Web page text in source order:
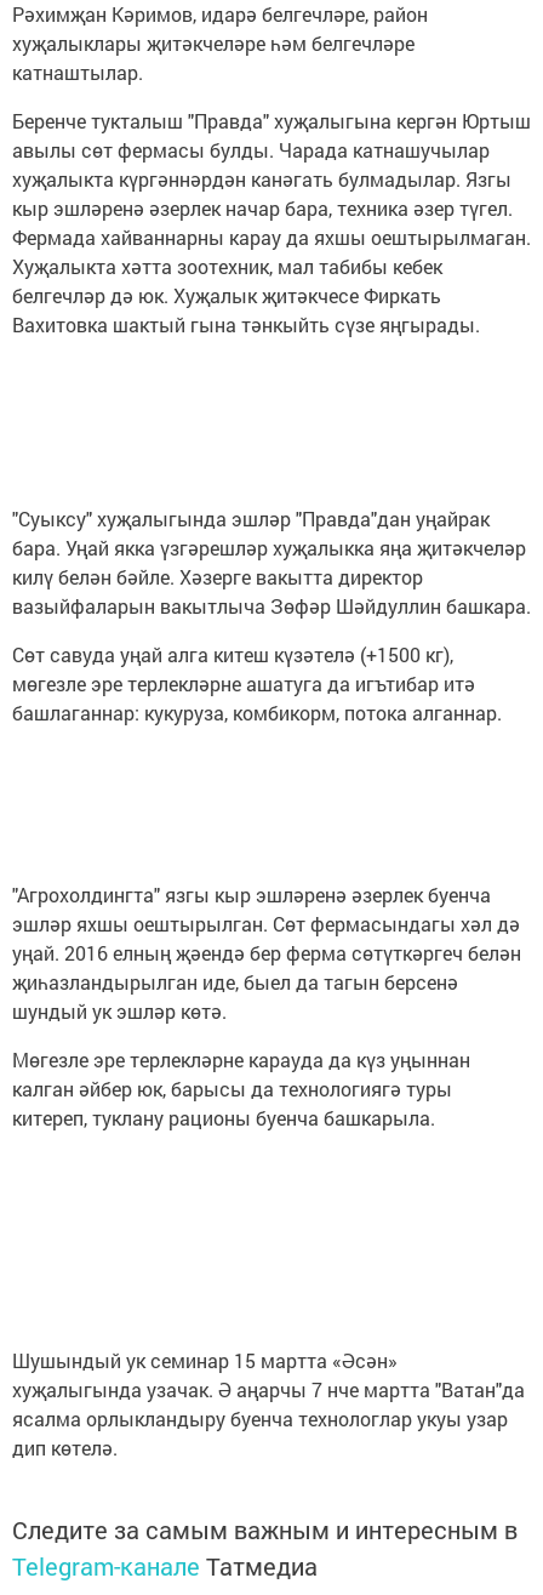
Рәхимҗан Кәримов, идарә белгечләре, район
хуҗалыклары җитәкчеләре һәм белгечләре
катнаштылар.
Беренче тукталыш "Правда" хуҗалыгына кергән Юртыш
авылы сөт фермасы булды. Чарада катнашучылар
хуҗалыкта күргәннәрдән канәгать булмадылар. Язгы
кыр эшләренә әзерлек начар бара, техника әзер түгел.
Фермада хайваннарны карау да яхшы оештырылмаган.
Хуҗалыкта хәтта зоотехник, мал табибы кебек
белгечләр дә юк. Хуҗалык җитәкчесе Фиркать
Вахитовка шактый гына тәнкыйть сүзе яңгырады.
"Суыксу" хуҗалыгында эшләр "Правда"дан уңайрак
бара. Уңай якка үзгәрешләр хуҗалыкка яңа җитәкчеләр
килү белән бәйле. Хәзерге вакытта директор
вазыйфаларын вакытлыча Зөфәр Шәйдуллин башкара.
Сөт савуда уңай алга китеш күзәтелә (+1500 кг),
мөгезле эре терлекләрне ашатуга да игътибар итә
башлаганнар: кукуруза, комбикорм, потока алганнар.
"Агрохолдингта" язгы кыр эшләренә әзерлек буенча
эшләр яхшы оештырылган. Сөт фермасындагы хәл дә
уңай. 2016 елның җәендә бер ферма сөтүткәргеч белән
җиһазландырылган иде, быел да тагын берсенә
шундый ук эшләр көтә.
Мөгезле эре терлекләрне карауда да күз уңыннан
калган әйбер юк, барысы да технологиягә туры
китереп, туклану рационы буенча башкарыла.
Шушындый ук семинар 15 мартта «Әсән»
хуҗалыгында узачак. Ә аңарчы 7 нче мартта "Ватан"да
ясалма орлыкландыру буенча технологлар укуы узар
дип көтелә.
Следите за самым важным и интересным в
Telegram-канале Татмедиа